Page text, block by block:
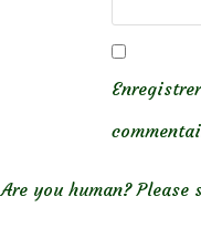
Are you human? Please